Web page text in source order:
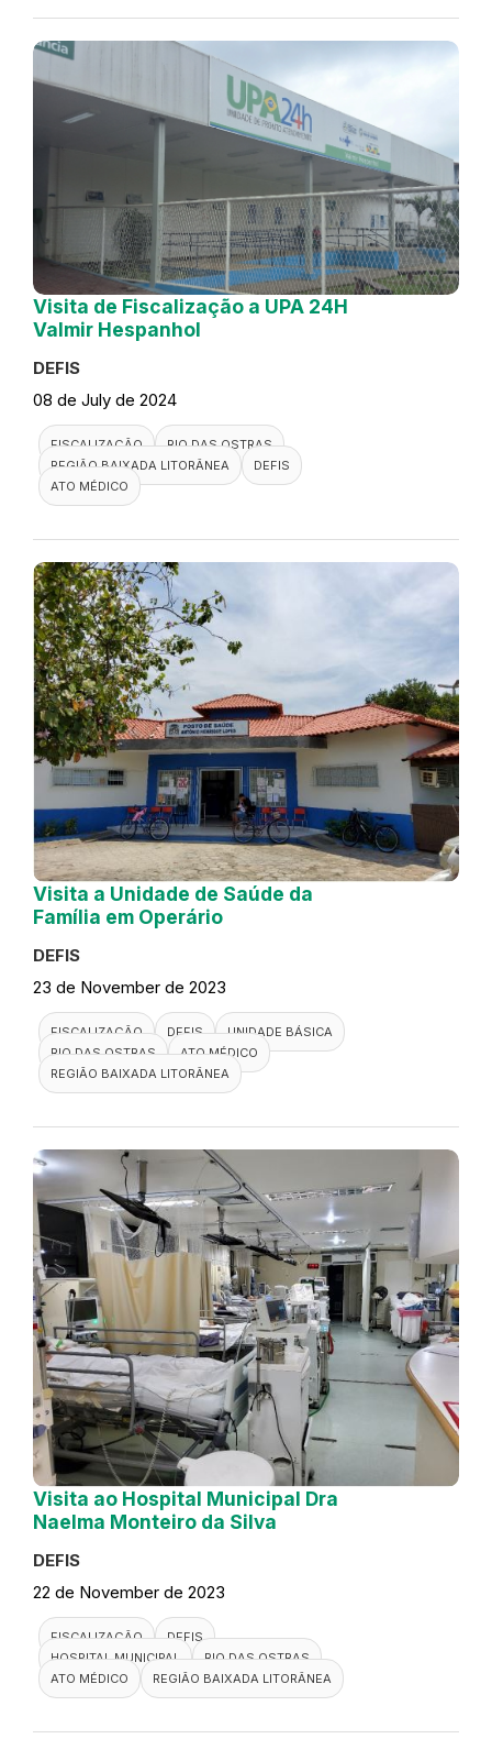
Visita de Fiscalização a UPA 24H
Valmir Hespanhol
DEFIS
08 de July de 2024
FISCALIZAÇÃO
RIO DAS OSTRAS
REGIÃO BAIXADA LITORÂNEA
DEFIS
ATO MÉDICO
Visita a Unidade de Saúde da
Família em Operário
DEFIS
23 de November de 2023
FISCALIZAÇÃO DEFIS
UNIDADE BÁSICA
RIO DAS OSTRAS
ATO MÉDICO
REGIÃO BAIXADA LITORÂNEA
Visita ao Hospital Municipal Dra
Naelma Monteiro da Silva
DEFIS
22 de November de 2023
FISCALIZAÇÃO
DEFIS
HOSPITAL MUNICIPAL
RIO DAS OSTRAS
ATO MÉDICO
REGIÃO BAIXADA LITORÂNEA